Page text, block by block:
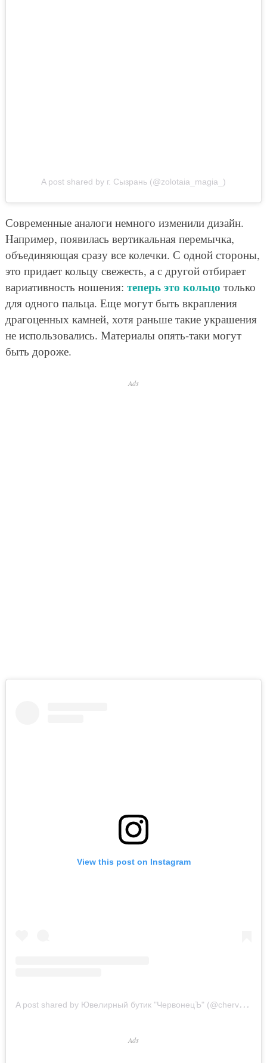
A post shared by г. Сызрань (@zolotaia_magia_)
Современные аналоги немного изменили дизайн.
Например, появилась вертикальная перемычка,
объединяющая сразу все колечки. С одной стороны,
это придает кольцу свежесть, а с другой отбирает
вариативность ношения: теперь это кольцо только
для одного пальца. Еще могут быть вкрапления
драгоценных камней, хотя раньше такие украшения
не использовались. Материалы опять-таки могут
быть дороже.
Ads
View this post on Instagram
A
post shared by Ювелирный бутик "ЧервонецЪ" (@chervonec.ykt)
Ads